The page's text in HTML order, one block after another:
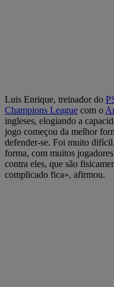
Luis Enrique, treinador do
Champions League com o
ingleses, elogiando a
jogo começou da melhor
defender-se. Foi muito
forma, com muitos
contra eles, que são
complicado fica», afirmou.